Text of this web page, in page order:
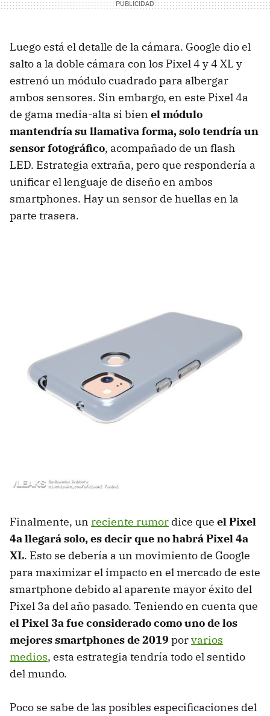
Luego está el detalle de la cámara. Google dio el
salto a la doble cámara con los Pixel 4 y 4 XL y
estrenó un módulo cuadrado para albergar
ambos sensores. Sin embargo, en este Pixel 4a
de gama media-alta si bien el módulo
mantendría su llamativa forma, solo tendría un
sensor fotográfico, acompañado de un flash
LED. Estrategia extraña, pero que respondería a
unificar el lenguaje de diseño en ambos
smartphones. Hay un sensor de huellas en la
parte trasera.
Finalmente, un reciente rumor dice que el Pixel
4a llegará solo, es decir que no habrá Pixel 4a
XL. Esto se debería a un movimiento de Google
para maximizar el impacto en el mercado de este
smartphone debido al aparente mayor éxito del
Pixel 3a del año pasado. Teniendo en cuenta que
el Pixel 3a fue considerado como uno de los
mejores smartphones de 2019 porvarios
medios, esta estrategia tendría todo el sentido
del mundo.
Poco se sabe de las posibles especificaciones del